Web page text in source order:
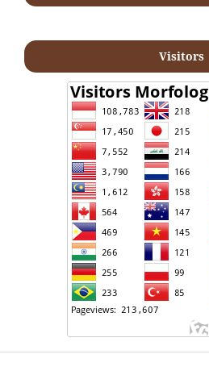
Visitors